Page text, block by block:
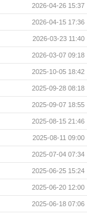
2026-04-26 15:37
2026-04-15 17:36
2026-03-23 11:40
2026-03-07 09:18
2025-10-05 18:42
2025-09-28 08:18
2025-09-07 18:55
2025-08-15 21:46
2025-08-11 09:00
2025-07-04 07:34
2025-06-25 15:24
2025-06-20 12:00
2025-06-18 07:06